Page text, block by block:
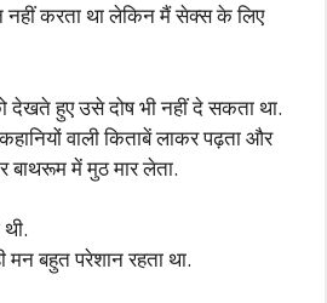
नहीं करता था लेकिन मैं सेक्स के लिए
देखते हुए उसे दोष भी नहीं दे सकता था.
वाली किताबें लाकर पढ़ता और
बाथरूम में मुठ मार लेता.
बहुत परेशान रहता था.